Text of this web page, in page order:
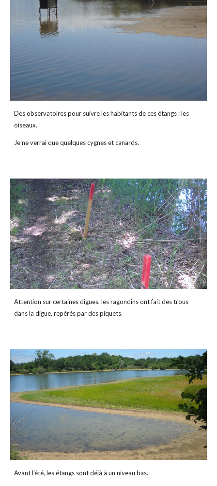
Des observatoires pour suivre les habitants de ces étangs : les
oiseaux.
Je ne verrai que quelques cygnes et canards.
Attention sur certaines digues, les ragondins ont fait des trous
dans la digue, repérés par des piquets.
Avant l'été, les étangs sont déjà à un niveau bas.